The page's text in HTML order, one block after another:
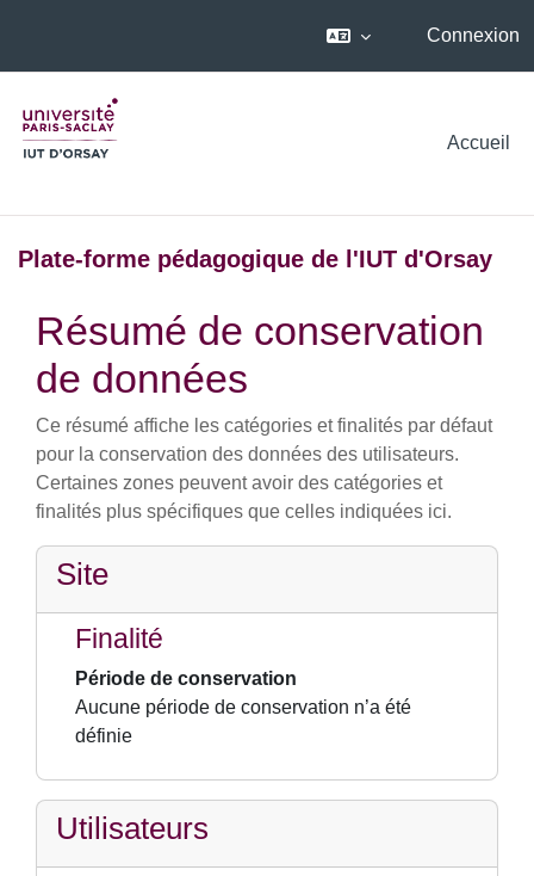
Connexion
Accueil
Plate-forme pédagogique de l'IUT d'Orsay
Résumé de conservation
de données
Ce résumé affiche les catégories et finalités par défaut
pour la conservation des données des utilisateurs.
Certaines zones peuvent avoir des catégories et
finalités plus spécifiques que celles indiquées ici.
Site
Finalité
Période de conservation
Aucune période de conservation n’a été
définie
Utilisateurs